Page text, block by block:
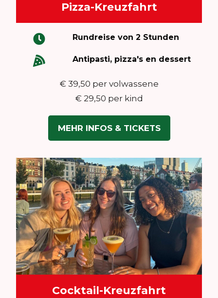
Pizza-Kreuzfahrt
Rundreise von 2 Stunden
Antipasti, pizza's en dessert
€ 39,50 per volwassene
€ 29,50 per kind
MEHR INFOS & TICKETS
Cocktail-Kreuzfahrt